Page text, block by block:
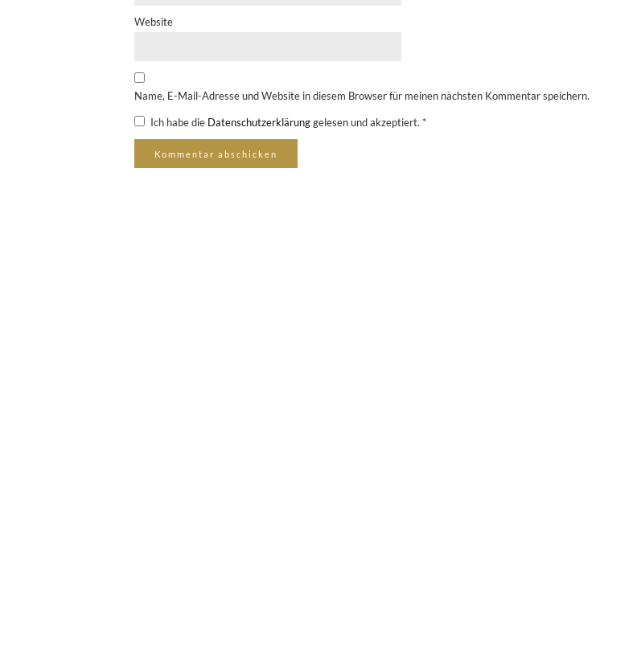
Website
Name, E-Mail-Adresse und Website in diesem Browser für meinen nächsten Kommentar speichern.
Ich habe die Datenschutzerklärunggelesen und akzeptiert. *